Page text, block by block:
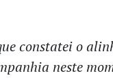
constatei o
neste